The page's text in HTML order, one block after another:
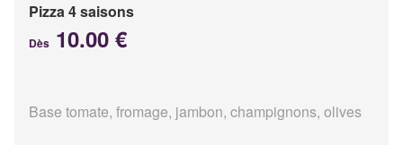
Pizza 4 saisons
Dès 10.00 €
Base tomate, fromage, jambon, champignons, olives